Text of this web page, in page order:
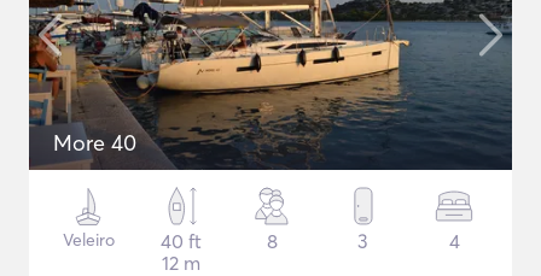
More 40
Veleiro
40 ft
12 m
8 3 4